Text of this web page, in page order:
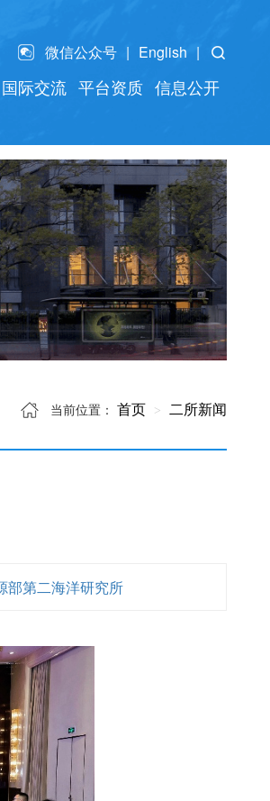
微信公众号 English
国际交流 平台资质 信息公开
当前位置： 首页 二所新闻
部第二海洋研究所